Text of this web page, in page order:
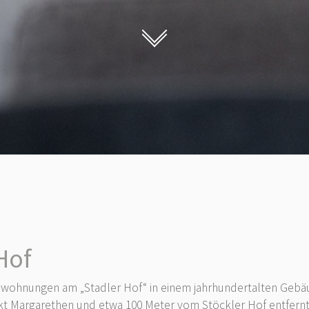
am „Stadler Hof“ in einem jahrhundertalten
Margarethen und etwa 100 Meter vom Stöckler Hof